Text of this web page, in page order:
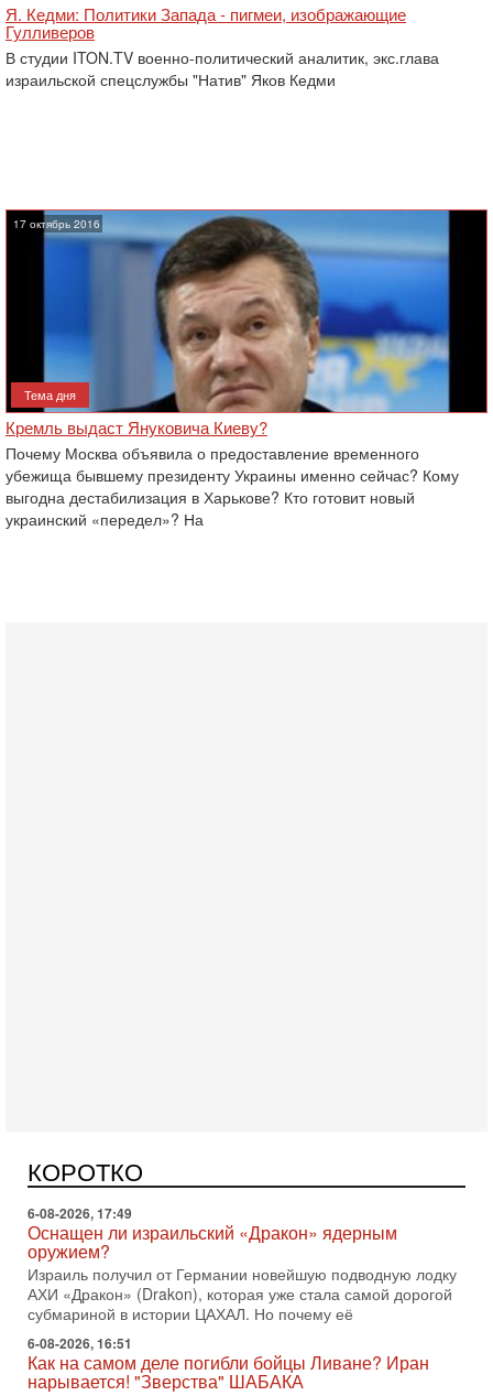
Я. Кедми: Политики Запада - пигмеи, изображающие
Гулливеров
В студии ITON.TV военно-политический аналитик, экс.глава
израильской спецслужбы "Натив" Яков Кедми
17 октябрь 2016
Тема дня
Кремль выдаст Януковича Киеву?
Почему Москва объявила о предоставление временного
убежища бывшему президенту Украины именно сейчас? Кому
выгодна дестабилизация в Харькове? Кто готовит новый
украинский «передел»? На
КОРОТКО
еврейский политический альянс? Что произойдет с
политическим раскладом сил, если арабский список
6-08-2026, 17:49
Оснащен ли израильский «Дракон» ядерным
оружием?
Израиль получил от Германии новейшую подводную лодку
АХИ «Дракон» (Drakon), которая уже стала самой дорогой
субмариной в истории ЦАХАЛ. Но почему её
6-08-2026, 16:51
Как на самом деле погибли бойцы Ливане? Иран
нарывается! "Зверства" ШАБАКА